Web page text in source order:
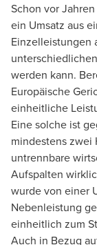
Schon vor
ein Umsatz aus
Einzelleistungen
werden kann.
Europäische
einheitliche
Eine solche ist
mindestens
untrennbare
Aufspalten
wurde von einer
Nebenleistung
einheitlich zum
Auch in Bezug